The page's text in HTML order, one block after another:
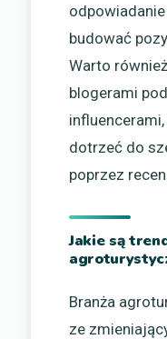
budować
Warto
blogerami
dotrzeć do
poprzez
Jakie są
Branża
ze